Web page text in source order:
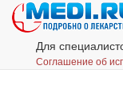
Для
Соглашение об